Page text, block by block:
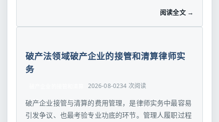
阅读全文 →
破产法领域破产企业的接管和清算律师实
务
2026-08-0234 次阅读
破产企业接管与清算的费用管理，是律师实务中最容易
引发争议、也最考验专业功底的环节。管理人履职过程